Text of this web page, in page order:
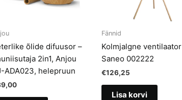
õlide difuusor –
2in1, Anjou
ADA023, helepruun
Fännid
Kolmjalgne ventilaator
Saneo 002222
€126,25
Lisa korvi